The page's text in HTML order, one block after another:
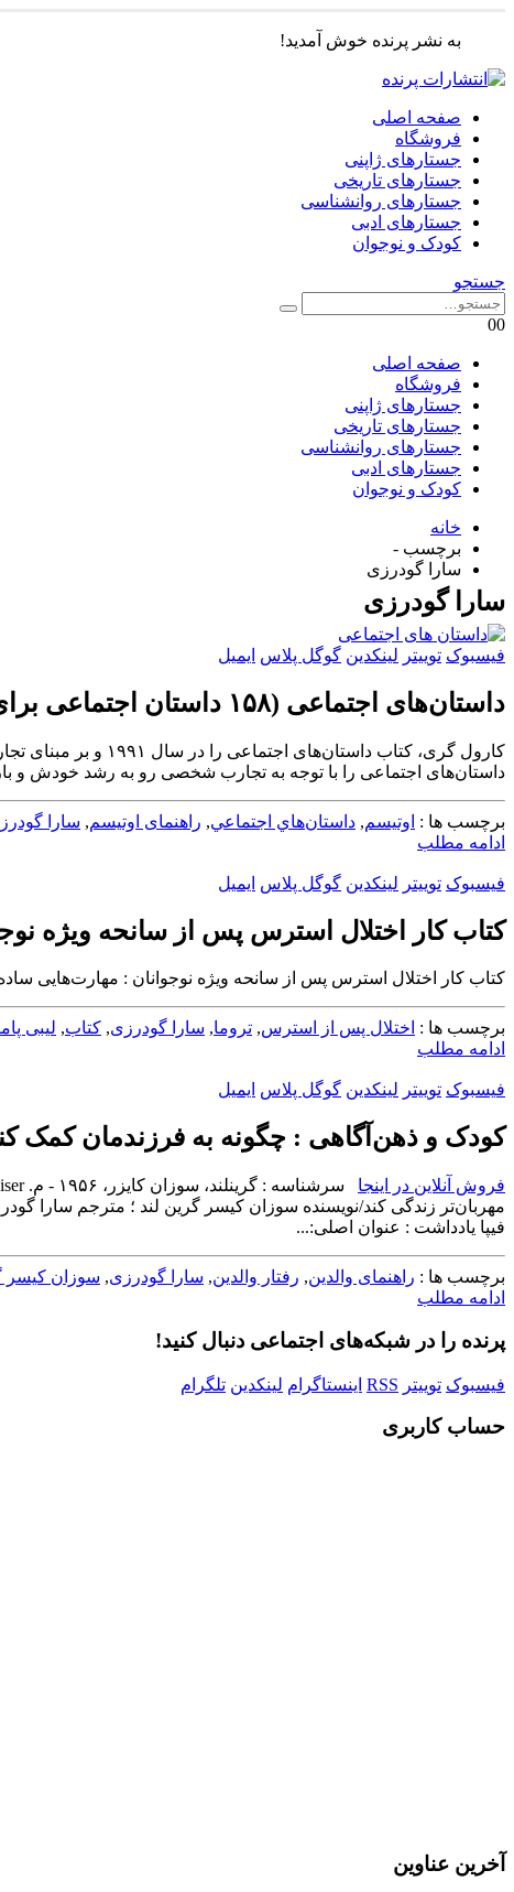
به نشر پرنده خوش آمدید!
صفحه اصلی
فروشگاه
جستارهای ژاپنی
جستارهای تاریخی
جستارهای روانشناسی
جستارهای ادبی
کودک و نوجوان
جستجو
00
صفحه اصلی
فروشگاه
جستارهای ژاپنی
جستارهای تاریخی
جستارهای روانشناسی
جستارهای ادبی
کودک و نوجوان
خانه
برچسب -
سارا گودرزی
سارا گودرزی
فیسبوک توییتر لینکدین گوگل پلاس ایمیل
داستان‌های اجتماعی (۱۵۸ داستان اجتماعی برای آموزش مهارت‌های زندگی به کودکان با تاکید بر آموزش به کودکان طیف درخودمانده)
کارول گری، کتاب
داستان‌های اجتماعی را با توجه به تجارب شخصی رو به رشد خودش و
برچسب ها : اوتیسم, داستان‌هاي اجتماعي, راهنمای اوتیسم, سارا
ادامه مطلب
فیسبوک توییتر لینکدین گوگل پلاس ایمیل
کتاب کار اختلال استرس پس از سانحه ویژه
کتاب کار اختلال استرس پس از سانحه ویژه نوجوانان : مهارت‌هایی
برچسب ها : اختلال پس از استرس, تروما, سارا گودرزی, کتاب, لیبی
ادامه مطلب
فیسبوک توییتر لینکدین گوگل پلاس ایمیل
کودک و ذهن‌آگاهی : چگونه به فرزندمان کمک
فروش آنلاین در اینجا
فیپا ‏يادداشت : ‏‫عنوان اصلی:...
برچسب ها : راهنمای والدین, رفتار والدین, سارا گودرزی, سوزان کیسر
ادامه مطلب
پرنده را در شبکه‌های اجتماعی دنبال کنید!
فیسبوک توییتر RSS اینستاگرام لینکدین تلگرام
حساب کاربری
آخرین عناوین